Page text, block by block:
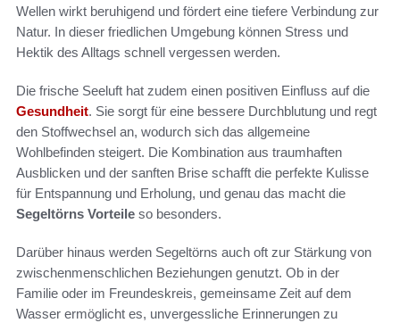
Wellen wirkt beruhigend und fördert eine tiefere Verbindung zur
Natur. In dieser friedlichen Umgebung können Stress und
Hektik des Alltags schnell vergessen werden.
Die frische Seeluft hat zudem einen positiven Einfluss auf die
Gesundheit. Sie sorgt für eine bessere Durchblutung und regt
den Stoffwechsel an, wodurch sich das allgemeine
Wohlbefinden steigert. Die Kombination aus traumhaften
Ausblicken und der sanften Brise schafft die perfekte Kulisse
für Entspannung und Erholung, und genau das macht die
Segeltörns Vorteile so besonders.
Darüber hinaus werden Segeltörns auch oft zur Stärkung von
zwischenmenschlichen Beziehungen genutzt. Ob in der
Familie oder im Freundeskreis, gemeinsame Zeit auf dem
Wasser ermöglicht es, unvergessliche Erinnerungen zu